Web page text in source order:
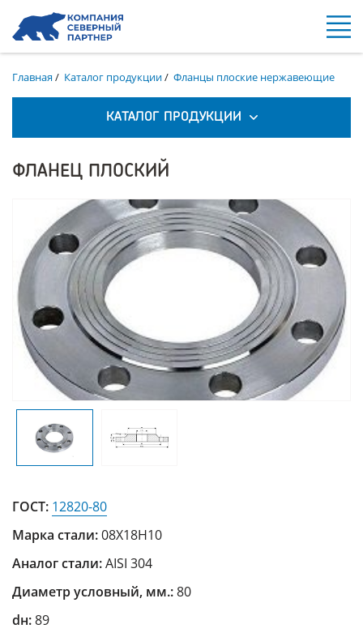
Главная/ Каталог продукции/ Фланцы плоские нержавеющие
КАТАЛОГ ПРОДУКЦИИ
ФЛАНЕЦ ПЛОСКИЙ
ГОСТ: 12820-80
Марка стали:08Х18Н10
Аналог стали:AISI 304
Диаметр условный, мм.:80
dн:89